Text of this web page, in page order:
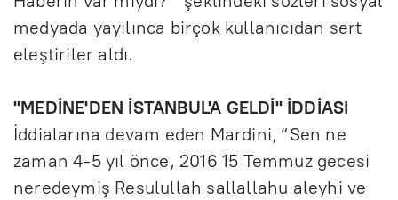
medyada yayılınca birçok kullanıcıdan sert
eleştiriler aldı.
"MEDİNE'DEN İSTANBUL'A GELDİ" İDDİASI
İddialarına devam eden Mardini, “Sen ne
zaman 4-5 yıl önce, 2016 15 Temmuz gecesi
neredeymiş Resulullah sallallahu aleyhi ve